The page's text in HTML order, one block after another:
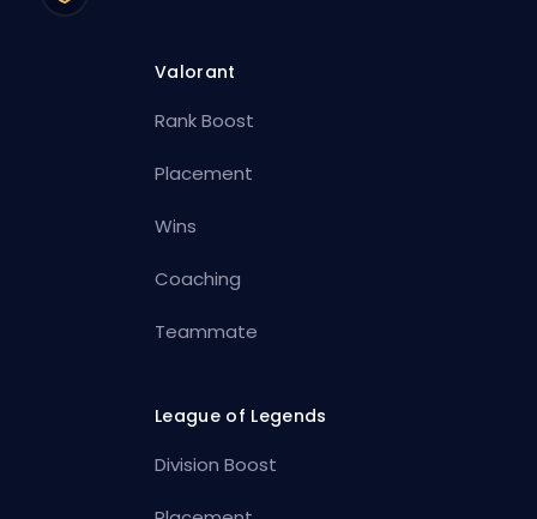
Valorant
Rank Boost
Placement
Wins
Coaching
Teammate
League of Legends
Division Boost